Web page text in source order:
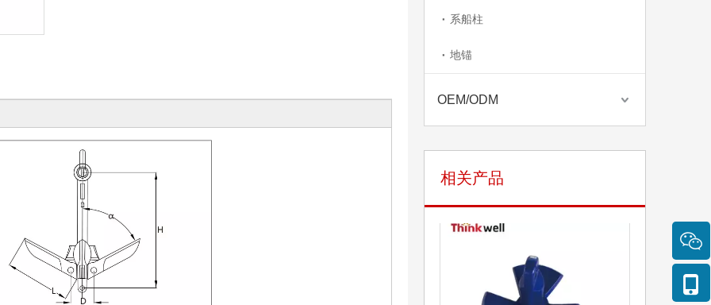
系船柱
地锚
OEM/ODM
相关产品
河锚